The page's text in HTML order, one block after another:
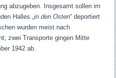
abzugeben. Insgesamt sollen im
Halles „in den Osten“ deportiert
wurden meist nach
zwei Transporte gingen Mitte
1942 ab.